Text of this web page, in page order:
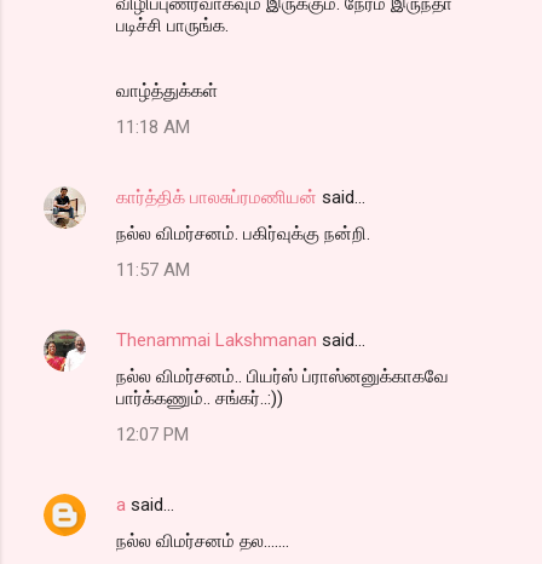
படிச்சி பாருங்க.
வாழ்த்துக்கள்
11:18 AM
கார்த்திக் பாலசுப்ரமணியன் said…
நல்ல விமர்சனம். பகிர்வுக்கு நன்றி.
11:57 AM
Thenammai Lakshmanan said…
நல்ல விமர்சனம்.. பியர்ஸ் ப்ராஸ்னனுக்காகவே
பார்க்கணும்.. சங்கர்..:))
12:07 PM
a said…
நல்ல விமர்சனம் தல.......